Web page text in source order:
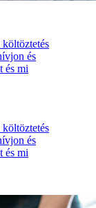
és
és mi
és
és mi